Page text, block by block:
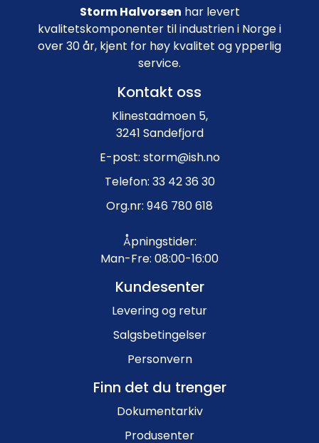
Storm Halvorsen har levert
kvalitetskomponenter til industrien i Norge i
over 30 år, kjent for høy kvalitet og ypperlig
service.
Kontakt oss
Klinestadmoen 5,
3241 Sandefjord
E-post: storm@ish.no
Telefon: 33 42 36 30
Org.nr: 946 780 618
Åpningstider:
Man-Fre: 08:00-16:00
Kundesenter
Levering og retur
Salgsbetingelser
Personvern
Finn det du trenger
Dokumentarkiv
Produsenter